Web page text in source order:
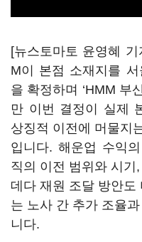
[뉴스토마토 윤영혜
M이 본점 소재지를
을 확정하며 ‘HMM 부
만 이번 결정이 실제
상징적 이전에 머물지
입니다. 해운업 수익
직의 이전 범위와 시기
데다 재원 조달 방안도
는 노사 간 추가 조율
니다.